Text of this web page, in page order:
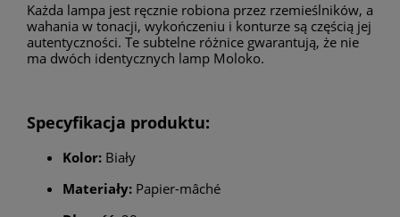
Każda lampa jest ręcznie robiona przez rzemieślników, a
wahania w tonacji, wykończeniu i konturze są częścią jej
autentyczności. Te subtelne różnice gwarantują, że nie
ma dwóch identycznych lamp Moloko.
Specyfikacja produktu:
Kolor: Biały
Materiały: Papier-mâché